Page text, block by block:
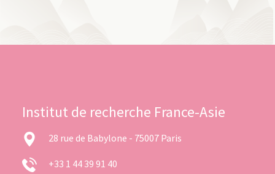
Institut de recherche France-Asie
28 rue de Babylone - 75007 Paris
+33 1 44 39 91 40